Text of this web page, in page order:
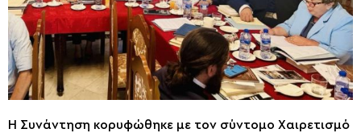
Η Συνάντηση κορυφώθηκε με τον σύντομο Χαιρετισμό